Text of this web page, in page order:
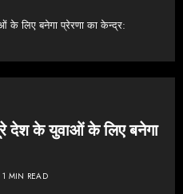
के लिए बनेगा प्रेरणा का केन्द्र:
देश के युवाओं के लिए बनेगा
1 MIN READ